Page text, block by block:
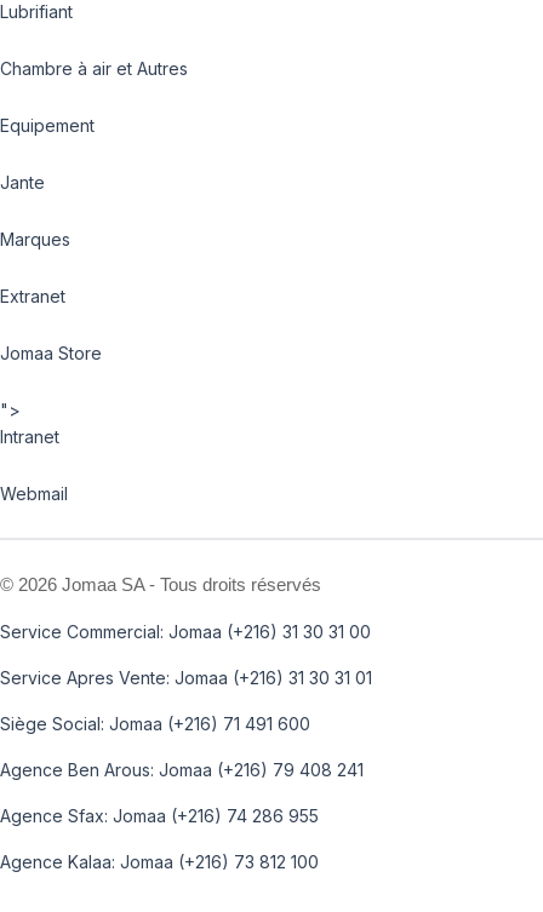
Lubrifiant
Chambre à air et Autres
Equipement
Jante
Marques
Extranet
Jomaa Store
">
Intranet
Webmail
© 2026 Jomaa SA - Tous droits réservés
Service Commercial: Jomaa (+216) 31 30 31 00
Service Apres Vente: Jomaa (+216) 31 30 31 01
Siège Social: Jomaa (+216) 71 491 600
Agence Ben Arous: Jomaa (+216) 79 408 241
Agence Sfax: Jomaa (+216) 74 286 955
Agence Kalaa: Jomaa (+216) 73 812 100